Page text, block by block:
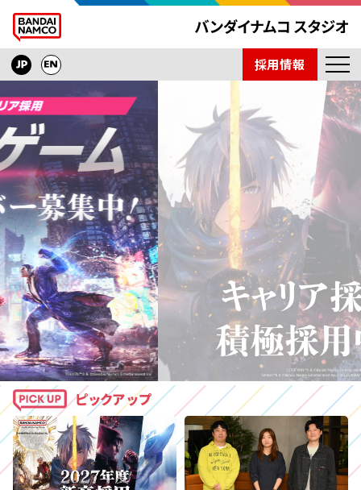
採用情報
ニュース
開発タイトル
インタビュー
技術紹介
会社紹介
取材依頼
ピックアップ